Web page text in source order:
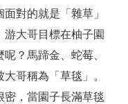
對的就是「雜草」
大哥目標在柚子園
？馬蹄金、蛇莓、
哥稱為「草毯」。
密，當園子長滿草毯